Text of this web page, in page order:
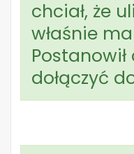
chciał, że
właśnie
dołączyć